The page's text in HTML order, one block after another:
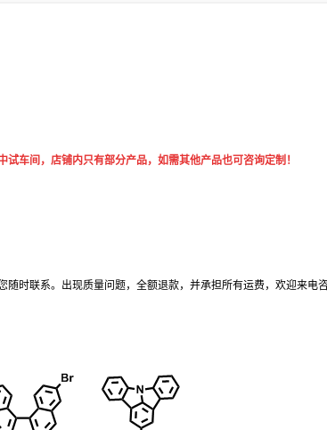
试车间 ， 店铺内只有部分产品，如需其他产品也可咨询定制！
随时联系。出现质量问题，全额退款，并承担所有运费，欢迎来电